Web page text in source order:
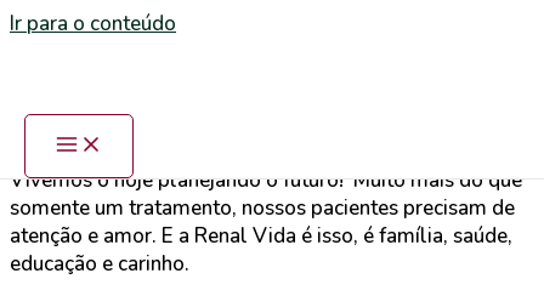
Ir para o conteúdo
Apoie a Renal Vida
Vivemos o hoje planejando o futuro! Muito mais do que
somente um tratamento, nossos pacientes precisam de
atenção e amor. E a Renal Vida é isso, é família, saúde,
educação e carinho.